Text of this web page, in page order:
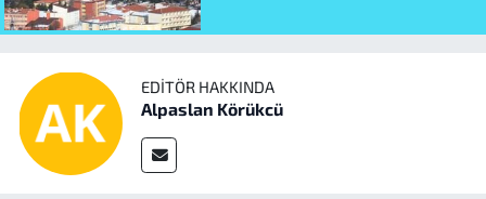
EDITÖR HAKKINDA
Alpaslan Körükcü